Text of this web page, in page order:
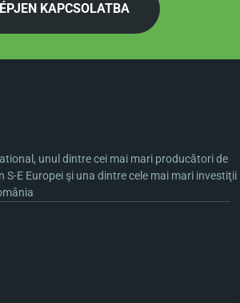
KAPCSOLATBA
unul dintre cei mai mari producători de
S-E Europei şi una dintre cele mai mari investiţii